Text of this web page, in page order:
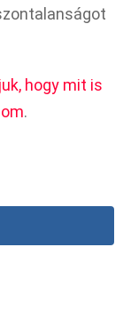
hogy mit is
.